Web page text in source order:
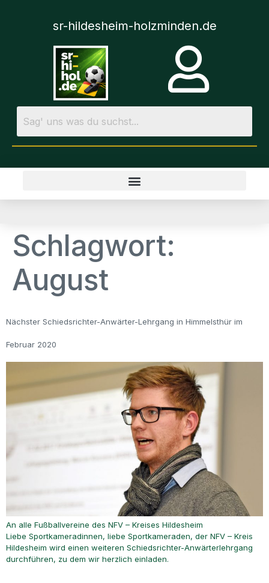
sr-hildesheim-holzminden.de
Schlagwort:
August
Nächster Schiedsrichter-Anwärter-Lehrgang in Himmelsthür im
Februar 2020
An alle Fußballvereine des NFV – Kreises Hildesheim
Liebe Sportkameradinnen, liebe Sportkameraden, der NFV – Kreis
Hildesheim wird einen weiteren Schiedsrichter-Anwärterlehrgang
durchführen, zu dem wir herzlich einladen.